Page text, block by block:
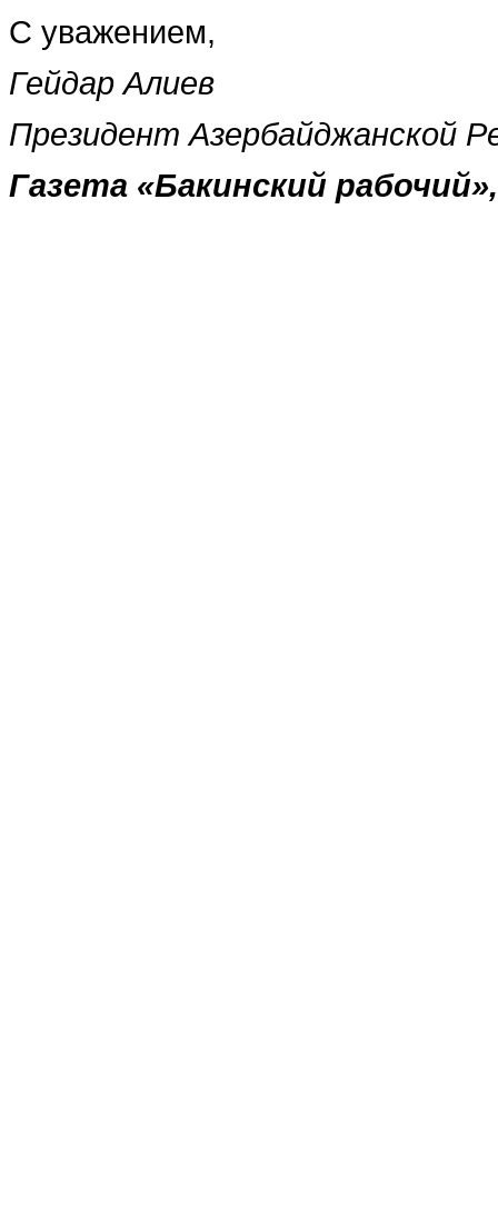
С уважением,
Гейдар Алиев
Президент Азербайджанской
Газета «Бакинский